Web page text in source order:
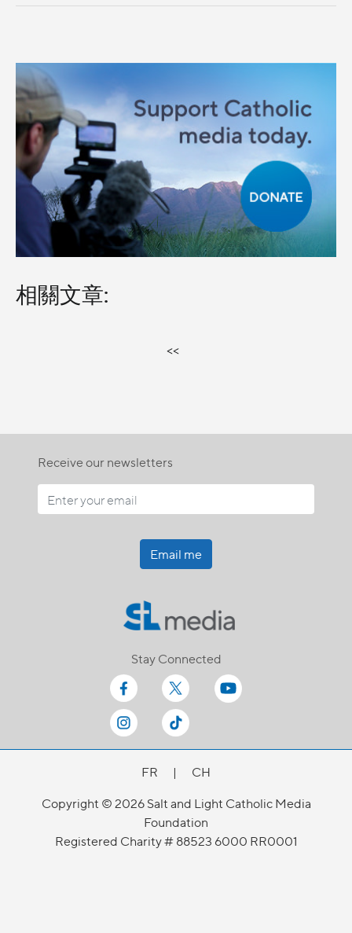
相關文章:
<<
Receive our newsletters
Email me
Stay Connected
FR |
CH
Copyright © 2026 Salt and Light Catholic Media
Foundation
Registered Charity # 88523 6000 RR0001